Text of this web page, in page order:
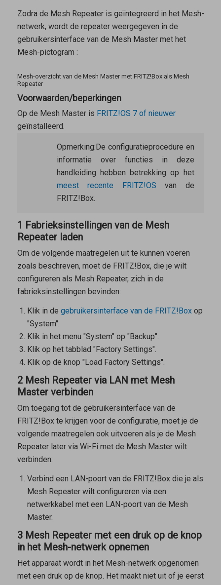
Zodra de Mesh Repeateris geïntegreerd in het Mesh-
netwerk, wordt de repeater weergegeven in de
gebruikersinterface van de Mesh Mastermet het
Mesh-pictogram :
Mesh-overzicht van de Mesh Master met FRITZ!Box als Mesh
Repeater
Voorwaarden/beperkingen
Op de Mesh Masteris FRITZ!OS 7 of nieuwer
geïnstalleerd.
Opmerking:De configuratieprocedure en
informatie over functies in deze
handleiding hebben betrekking op het
meest recente FRITZ!OS van de
FRITZ!Box.
1 Fabrieksinstellingen van de Mesh
Repeater laden
Om de volgende maatregelen uit te kunnen voeren
zoals beschreven, moet de FRITZ!Box, die je wilt
configureren als Mesh Repeater, zich in de
fabrieksinstellingen bevinden:
Klik in de gebruikersinterface van de FRITZ!Boxop
"System".
Klik in het menu "System" op "Backup".
Klik op het tabblad "Factory Settings".
Klik op de knop "Load Factory Settings".
2 Mesh Repeater via LAN met Mesh
Master verbinden
Om toegang tot de gebruikersinterface van de
FRITZ!Box te krijgen voor de configuratie, moet je de
volgende maatregelen ook uitvoeren als je de Mesh
Repeaterlater via Wi-Fi met de Mesh Masterwilt
verbinden:
Verbind een LAN-poort van de FRITZ!Box die je als
Mesh Repeaterwilt configureren via een
netwerkkabel met een LAN-poort van de Mesh
Master.
3 Mesh Repeater met een druk op de knop
in het Mesh-netwerk opnemen
Het apparaat wordt in het Mesh-netwerk opgenomen
met een druk op de knop. Het maakt niet uit of je eerst